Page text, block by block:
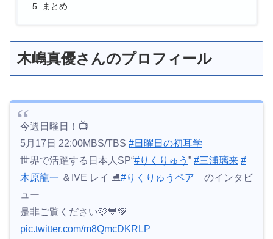
まとめ
木嶋真優さんのプロフィール
今週日曜日！📺
5月17日 22:00MBS/TBS #日曜日の初耳学
世界で活躍する日本人SP“#りくりゅう ” #三浦璃来 #
木原龍一 ＆IVE レイ ⛸️#りくりゅうペア のインタビ
ュー
是非ご覧ください🩷💙💚
pic.twitter.com/m8QmcDKRLP